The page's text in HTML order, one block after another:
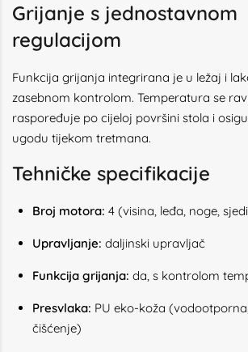
Grijanje s jednostavnom
regulacijom
Funkcija grijanja integrirana je u ležaj i
zasebnom kontrolom. Temperatura se
raspoređuje po cijeloj površini stola i
ugodu tijekom tretmana.
Tehničke specifikacije
Broj motora: 4 (visina, leđa, noge,
Upravljanje: daljinski upravljač
Funkcija grijanja: da, s kontrolom
Presvlaka: PU eko-koža
čišćenje)